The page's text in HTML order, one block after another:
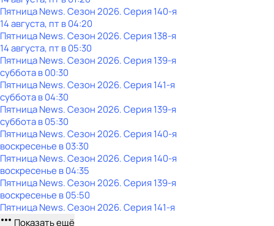
Пятница News. Сезон 2026. Серия 140-я
14 августа, пт в 04:20
Пятница News. Сезон 2026. Серия 138-я
14 августа, пт в 05:30
Пятница News. Сезон 2026. Серия 139-я
субботав00:30
Пятница News. Сезон 2026. Серия 141-я
субботав04:30
Пятница News. Сезон 2026. Серия 139-я
субботав05:30
Пятница News. Сезон 2026. Серия 140-я
воскресенье в03:30
Пятница News. Сезон 2026. Серия 140-я
воскресенье в04:35
Пятница News. Сезон 2026. Серия 139-я
воскресенье в05:50
Пятница News. Сезон 2026. Серия 141-я
Показать ещё